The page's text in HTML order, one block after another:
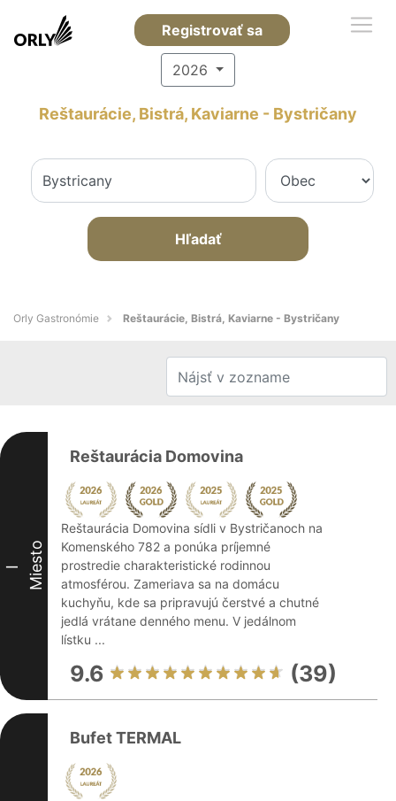
Registrovať sa
2026
Reštaurácie, Bistrá, Kaviarne - Bystričany
Hľadať
Orly Gastronómie Reštaurácie, Bistrá, Kaviarne - Bystričany
I Miesto
Reštaurácia Domovina
Reštaurácia Domovina sídli v Bystričanoch na
Komenského 782 a ponúka príjemné
prostredie charakteristické rodinnou
atmosférou. Zameriava sa na domácu
kuchyňu, kde sa pripravujú čerstvé a chutné
jedlá vrátane denného menu. V jedálnom
lístku ...
9.6 (39)
Bufet TERMAL